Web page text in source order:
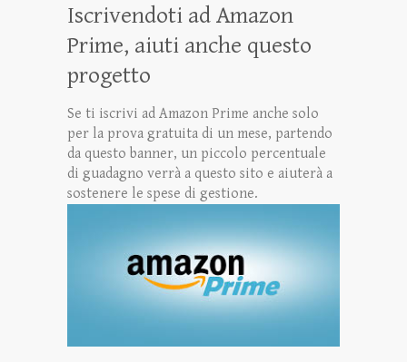
Iscrivendoti ad Amazon
Prime, aiuti anche questo
progetto
Se ti iscrivi ad Amazon Prime anche solo
per la prova gratuita di un mese, partendo
da questo banner, un piccolo percentuale
di guadagno verrà a questo sito e aiuterà a
sostenere le spese di gestione.